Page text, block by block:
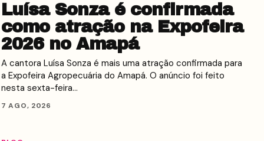
Luísa Sonza é confirmada
como atração na Expofeira
2026 no Amapá
A cantora Luísa Sonza é mais uma atração confirmada para
a Expofeira Agropecuária do Amapá. O anúncio foi feito
nesta sexta-feira…
7 AGO, 2026